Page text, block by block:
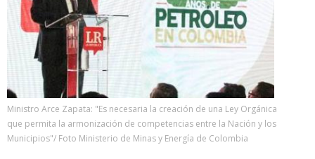
Ministro Arce Zapata: "Es necesaria la creación de una Ley Orgánica
que permita la armonización de competencias entre la Nación y los
Municipios"/ Foto Ministerio de Minas y Energía de Colombia